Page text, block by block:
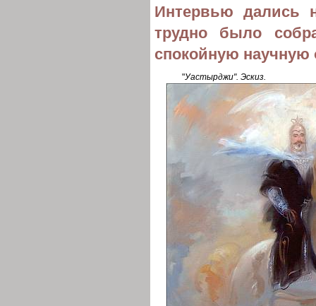
Интервью дались
трудно было
спокойную научную
"Уастырджи". Эскиз.